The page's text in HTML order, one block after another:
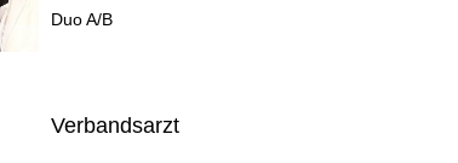
Duo A/B
Verbandsarzt